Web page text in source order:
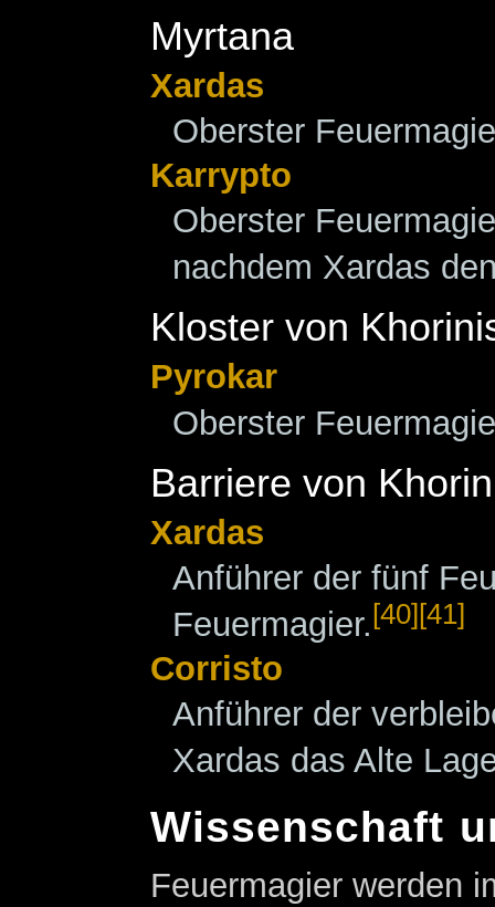
Myrtana
Xardas
Oberster
Karrypto
Oberster
nachdem Xardas
Kloster von
Pyrokar
Oberster
Barriere von
Xardas
Anführer der fünf
Feuermagier. [40] [41]
Corristo
Anführer der
Xardas das Alte
Wissenschaft
Feuermagier werden